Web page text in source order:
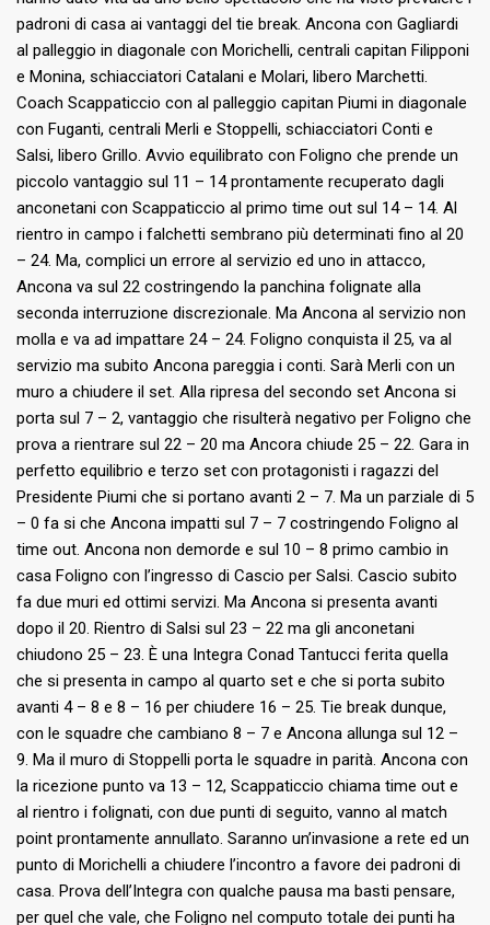
padroni di casa ai vantaggi del tie break. Ancona con Gagliardi
al palleggio in diagonale con Morichelli, centrali capitan Filipponi
e Monina, schiacciatori Catalani e Molari, libero Marchetti.
Coach Scappaticcio con al palleggio capitan Piumi in diagonale
con Fuganti, centrali Merli e Stoppelli, schiacciatori Conti e
Salsi, libero Grillo. Avvio equilibrato con Foligno che prende un
piccolo vantaggio sul 11 – 14 prontamente recuperato dagli
anconetani con Scappaticcio al primo time out sul 14 – 14. Al
rientro in campo i falchetti sembrano più determinati fino al 20
– 24. Ma, complici un errore al servizio ed uno in attacco,
Ancona va sul 22 costringendo la panchina folignate alla
seconda interruzione discrezionale. Ma Ancona al servizio non
molla e va ad impattare 24 – 24. Foligno conquista il 25, va al
servizio ma subito Ancona pareggia i conti. Sarà Merli con un
muro a chiudere il set. Alla ripresa del secondo set Ancona si
porta sul 7 – 2, vantaggio che risulterà negativo per Foligno che
prova a rientrare sul 22 – 20 ma Ancora chiude 25 – 22. Gara in
perfetto equilibrio e terzo set con protagonisti i ragazzi del
Presidente Piumi che si portano avanti 2 – 7. Ma un parziale di 5
– 0 fa si che Ancona impatti sul 7 – 7 costringendo Foligno al
time out. Ancona non demorde e sul 10 – 8 primo cambio in
casa Foligno con l’ingresso di Cascio per Salsi. Cascio subito
fa due muri ed ottimi servizi. Ma Ancona si presenta avanti
dopo il 20. Rientro di Salsi sul 23 – 22 ma gli anconetani
chiudono 25 – 23. È una Integra Conad Tantucci ferita quella
che si presenta in campo al quarto set e che si porta subito
avanti 4 – 8 e 8 – 16 per chiudere 16 – 25. Tie break dunque,
con le squadre che cambiano 8 – 7 e Ancona allunga sul 12 –
9. Ma il muro di Stoppelli porta le squadre in parità. Ancona con
la ricezione punto va 13 – 12, Scappaticcio chiama time out e
al rientro i folignati, con due punti di seguito, vanno al match
point prontamente annullato. Saranno un’invasione a rete ed un
punto di Morichelli a chiudere l’incontro a favore dei padroni di
casa. Prova dell’Integra con qualche pausa ma basti pensare,
per quel che vale, che Foligno nel computo totale dei punti ha